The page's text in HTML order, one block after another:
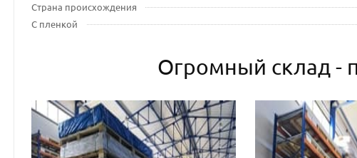
Страна происхождения
С пленкой
Огромный склад -